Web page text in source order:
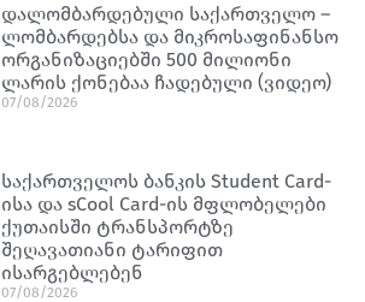
დალომბარდებული საქართველო –
ლომბარდებსა და მიკროსაფინანსო
ორგანიზაციებში 500 მილიონი
ლარის ქონებაა ჩადებული (ვიდეო)
07/08/2026
საქართველოს ბანკის Student Card-
ისა და sCool Card-ის მფლობელები
ქუთაისში ტრანსპორტზე
შეღავათიანი ტარიფით
ისარგებლებენ
07/08/2026